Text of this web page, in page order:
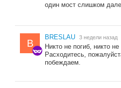
один мост слишком
B
BRESLAU 3 недели назад
Никто не погиб, никто
Расходитесь,
побеждаем.